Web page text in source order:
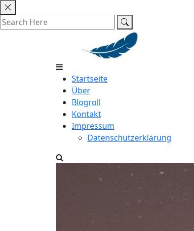
Skip
to
content
Startseite
Über
Blogroll
Kontakt
Impressum
Datenschutzerklärung